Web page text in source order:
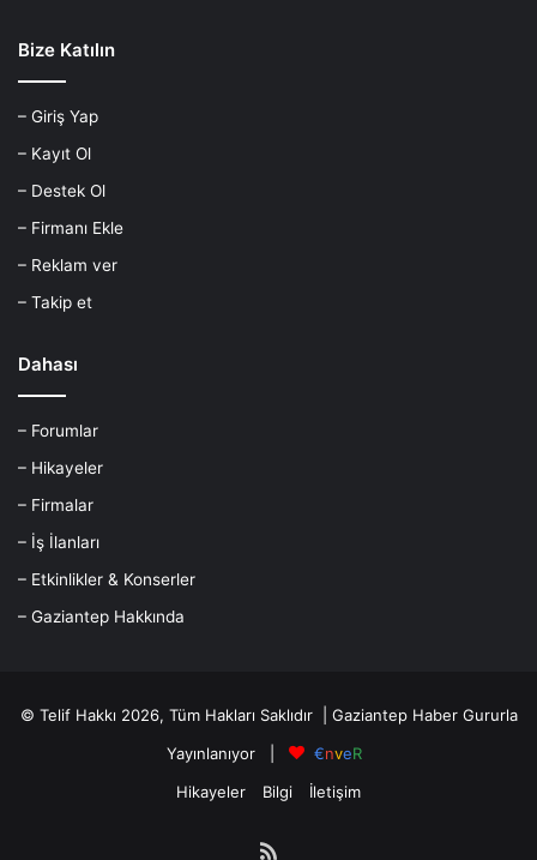
Bize Katılın
– Giriş Yap
– Kayıt Ol
– Destek Ol
– Firmanı Ekle
– Reklam ver
– Takip et
Dahası
– Forumlar
– Hikayeler
– Firmalar
– İş İlanları
– Etkinlikler & Konserler
– Gaziantep Hakkında
© Telif Hakkı 2026, Tüm Hakları Saklıdır | Gaziantep HaberGururla
Yayınlanıyor |
€nveR
Hikayeler
Bilgi İletişim